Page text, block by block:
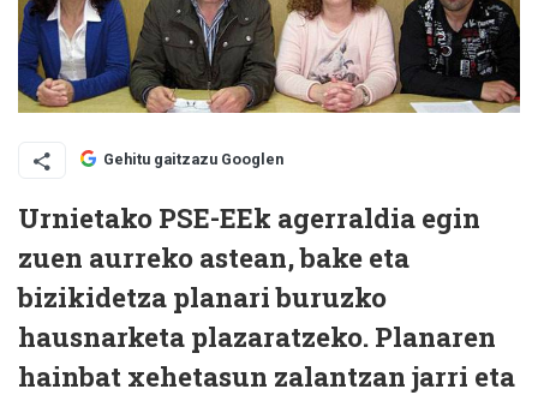
Gehitu gaitzazu Googlen
Urnietako PSE-EEk agerraldia egin
zuen aurreko astean, bake eta
bizikidetza planari buruzko
hausnarketa plazaratzeko. Planaren
hainbat xehetasun zalantzan jarri eta